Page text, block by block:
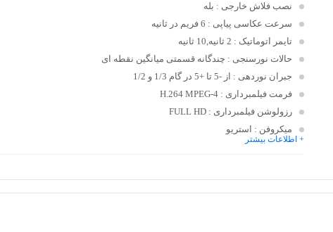
نصب فلاش خارجی : بله
سرعت عکاسی پیاپی : 6 فریم در ثانیه
تایمر اتوماتیک : 2 ثانیه,10 ثانیه
حالات نورسنجی : چندگانه قسمتی میانگین نقطه ای
جبران نوردهی : از -5 تا +5 در گام 1/3 و 1/2
فرمت فیلمبرداری : H.264 MPEG-4
رزولوشن فیلمبرداری : FULL HD
میکروفن : استریو
+ اطلاعات بیشتر